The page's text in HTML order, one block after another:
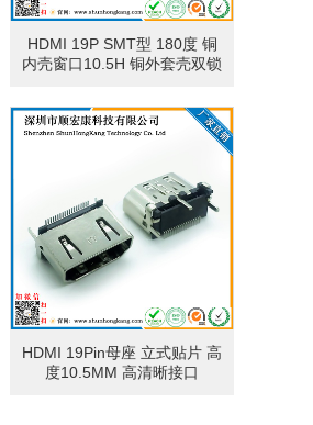
HDMI 19P SMT型 180度 铜
内壳窗口10.5H 铜外套壳双锁
HDMI 19Pin母座 立式贴片 高
度10.5MM 高清晰接口